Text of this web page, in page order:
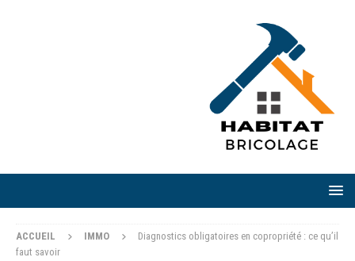
ACCUEIL IMMO
Diagnostics obligatoires en copropriété : ce qu’il
faut savoir